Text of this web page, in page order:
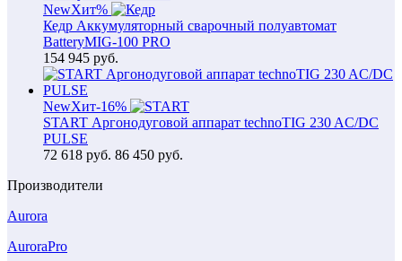
NewХит%
Кедр Аккумуляторный сварочный полуавтомат
BatteryMIG-100 PRO
154 945 руб.
NewХит-16%
START Аргонодуговой аппарат technoTIG 230 AC/DC
PULSE
72 618 руб. 86 450 руб.
Производители
Aurora
AuroraPro